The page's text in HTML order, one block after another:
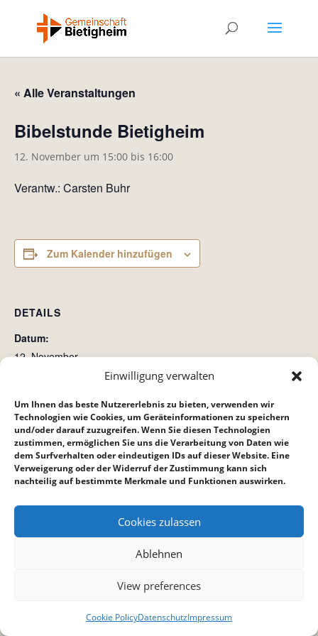
Einwilligung verwalten
Um Ihnen das beste Nutzererlebnis zu bieten, verwenden wir
Technologien wie Cookies, um Geräteinformationen zu speichern
und/oder darauf zuzugreifen. Wenn Sie diesen Technologien
zustimmen, ermöglichen Sie uns die Verarbeitung von Daten wie
dem Surfverhalten oder eindeutigen IDs auf dieser Website. Eine
Verweigerung oder der Widerruf der Zustimmung kann sich
nachteilig auf bestimmte Merkmale und Funktionen auswirken.
Cookies zulassen
Ablehnen
View preferences
Cookie PolicyDatenschutzImpressum
« Alle Veranstaltungen
Bibelstunde Bietigheim
12. November um 15:00 bis 16:00
Verantw.: Carsten Buhr
Zum Kalender hinzufügen
DETAILS
Datum:
12. November
Hauskreis bei Reppich´s Crossroad (Crossis)